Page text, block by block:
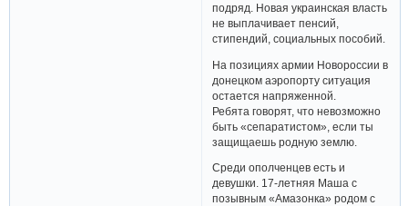
подряд. Новая украинская власть
не выплачивает пенсий,
стипендий, социальных пособий.
На позициях армии Новороссии в
донецком аэропорту ситуация
остается напряженной.
Ребята говорят, что невозможно
быть «сепаратистом», если ты
защищаешь родную землю.
Среди ополченцев есть и
девушки. 17-летняя Маша с
позывным «Амазонка» родом с